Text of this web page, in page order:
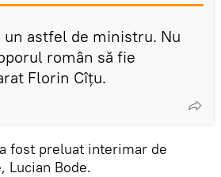
un astfel de ministru. Nu
român să fie
Florin Cîțu.
fost preluat interimar de
Lucian Bode.